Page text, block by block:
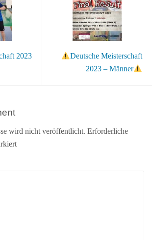
2023
Deutsche Meisterschaft
2023 – Männer
wird nicht veröffentlicht. Erforderliche